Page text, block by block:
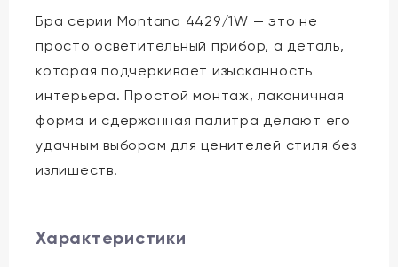
Бра серии Montana 4429/1W — это не
просто осветительный прибор, а деталь,
которая подчеркивает изысканность
интерьера. Простой монтаж, лаконичная
форма и сдержанная палитра делают его
удачным выбором для ценителей стиля без
излишеств.
Характеристики